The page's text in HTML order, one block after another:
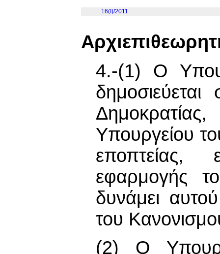
16(I)/2011
4.-(1) Ο
Υπουργείου
εποπτείας,
εφαρμογής
δυνάμει
του
(2) Ο